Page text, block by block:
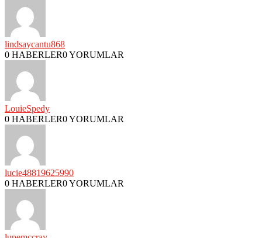
lindsaycantu868
0 HABERLER0 YORUMLAR
LouieSpedy
0 HABERLER0 YORUMLAR
lucie48819625990
0 HABERLER0 YORUMLAR